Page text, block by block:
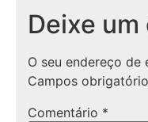
Deixe
O seu endereço de
Campos
Comentário *